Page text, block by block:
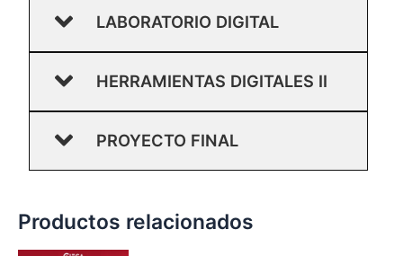
LABORATORIO DIGITAL
HERRAMIENTAS DIGITALES II
PROYECTO FINAL
Productos relacionados